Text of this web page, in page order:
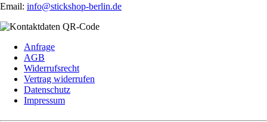
Email: info@stickshop-berlin.de
überspringen
Anfrage
AGB
Widerrufsrecht
Vertrag widerrufen
Datenschutz
Impressum